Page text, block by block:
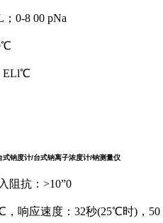
0-8 00 pNa
ELl℃
式钠度计/台式钠离子浓度计/钠测量仪
阻抗：>10”0
，响应速度：32秒(25℃时)，50